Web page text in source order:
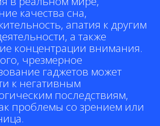
качества сна,
апатия к другим
а также
концентрации внимания.
чрезмерное
гаджетов может
к негативным
последствиям,
проблемы со зрением или